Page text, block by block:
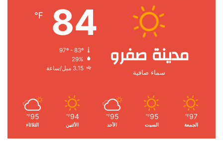
مدينة صفرو
سماء صافية
84
℉
97º - 83º
29%
3.15 ميل/ساعة
97
℉
الجمعة
95
℉
السبت
95
℉
الأحد
94
℉
الأثنين
95
℉
الثلاثاء